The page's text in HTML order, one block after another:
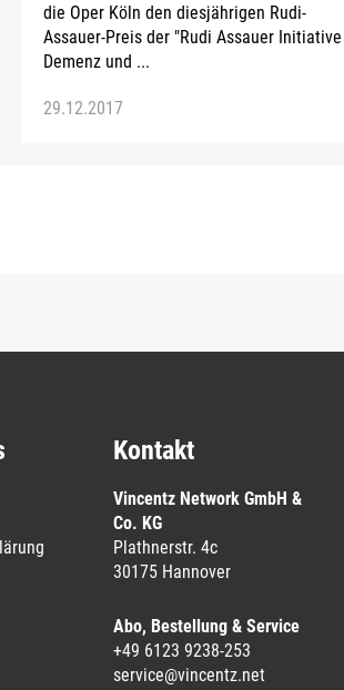
die Oper Köln den diesjährigen Rudi-
Assauer-Preis der "Rudi Assauer Initiative
Demenz und ...
29.12.2017
Kontakt
Vincentz Network GmbH &
Co. KG
Plathnerstr. 4c
30175 Hannover
Abo, Bestellung & Service
+49 6123 9238-253
service@vincentz.net